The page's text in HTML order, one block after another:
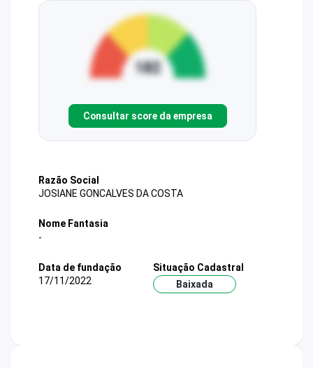
Consultar score da empresa
Razão Social
JOSIANE GONCALVES DA COSTA
Nome Fantasia
-
Data de fundação
17/11/2022
Situação Cadastral
Baixada